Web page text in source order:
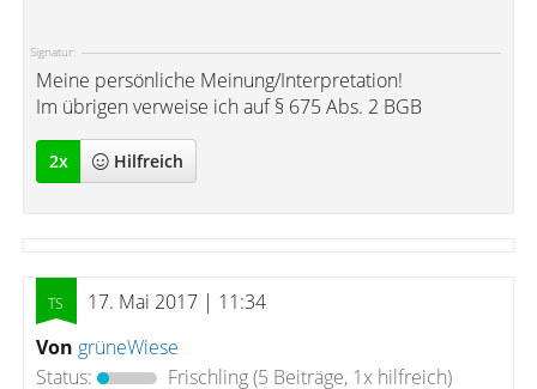
Signatur:
Meine persönliche Meinung/Interpretation!
Im übrigen verweise ich auf § 675 Abs. 2 BGB
2x Hilfreich
17. Mai 2017 | 11:34
Von grüneWiese
Status:
Frischling(5 Beiträge, 1x hilfreich)